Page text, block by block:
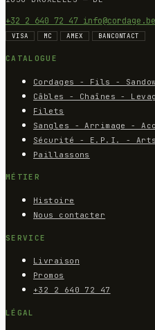
+32 2 640 72 47 info@cordage.be
VISA MC AMEX BANCONTACT
CATALOGUE
Cordages - Fils -
Câbles - Chaînes -
Filets
Sangles - Arrimage -
Sécurité - E.P.I. - Arts
Paillassons
MÉTIER
Histoire
Nous contacter
SERVICE
Livraison
Promos
+32 2 640 72 47
LÉGAL